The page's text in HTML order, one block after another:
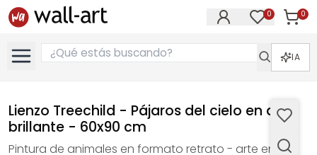
0 0
IA
Lienzo Treechild - Pájaros del cielo en azul
brillante - 60x90 cm
Pintura de animales en formato retrato - arte en